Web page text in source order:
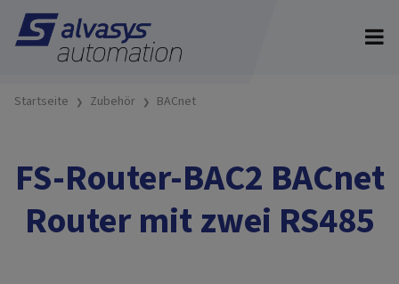
Startseite Zubehör BACnet
FS-Router-BAC2 BACnet
Router mit zwei RS485